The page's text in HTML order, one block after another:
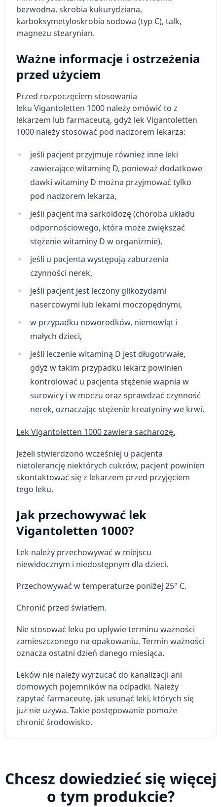
bezwodna, skrobia kukurydziana,
karboksymetyloskrobia sodowa (typ C), talk,
magnezu stearynian.
Ważne informacje i ostrzeżenia
przed użyciem
Przed rozpoczęciem stosowania
leku Vigantoletten 1000 należy omówić to z
lekarzem lub farmaceutą, gdyż lek Vigantoletten
1000 należy stosować pod nadzorem lekarza:
jeśli pacjent przyjmuje również inne leki
zawierające witaminę D, ponieważ dodatkowe
dawki witaminy D można przyjmować tylko
pod nadzorem lekarza,
jeśli pacjent ma sarkoidozę (choroba układu
odpornościowego, która może zwiększać
stężenie witaminy D w organizmie),
jeśli u pacjenta występują zaburzenia
czynności nerek,
jeśli pacjent jest leczony glikozydami
nasercowymi lub lekami moczopędnymi,
w przypadku noworodków, niemowląt i
małych dzieci,
jeśli leczenie witaminą D jest długotrwałe,
gdyż w takim przypadku lekarz powinien
kontrolować u pacjenta stężenie wapnia w
surowicy i w moczu oraz sprawdzać czynność
nerek, oznaczając stężenie kreatyniny we krwi.
Lek Vigantoletten 1000 zawiera sacharozę.
Jeżeli stwierdzono wcześniej u pacjenta
nietolerancję niektórych cukrów, pacjent powinien
skontaktować się z lekarzem przed przyjęciem
tego leku.
Jak przechowywać lek
Vigantoletten 1000?
Lek należy przechowywać w miejscu
niewidocznym i niedostępnym dla dzieci.
Przechowywać w temperaturze poniżej 25° C.
Chronić przed światłem.
Nie stosować leku po upływie terminu ważności
zamieszczonego na opakowaniu. Termin ważności
oznacza ostatni dzień danego miesiąca.
Leków nie należy wyrzucać do kanalizacji ani
domowych pojemników na odpadki. Należy
zapytać farmaceutę, jak usunąć leki, których się
już nie używa. Takie postępowanie pomoże
chronić środowisko.
Chcesz dowiedzieć się więcej
o tym produkcie?